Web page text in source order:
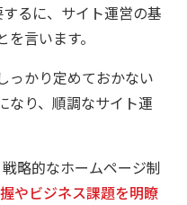
るに、サイト運営の基
言います。
っかり定めておかない
なり、順調なサイト運
略的なホームページ制
やビジネス課題を明瞭